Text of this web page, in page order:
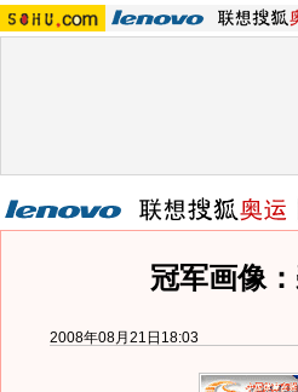
冠军画像
2008年08月21日18:03